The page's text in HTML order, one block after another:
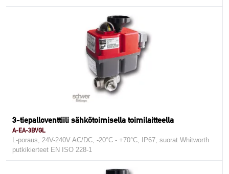
3-tiepalloventtiili sähkötoimisella toimilaitteella
A-EA-3BVGL
L-poraus, 24V-240V AC/DC, -20°C - +70°C, IP67, suorat Whitworth
putkikierteet EN ISO 228-1